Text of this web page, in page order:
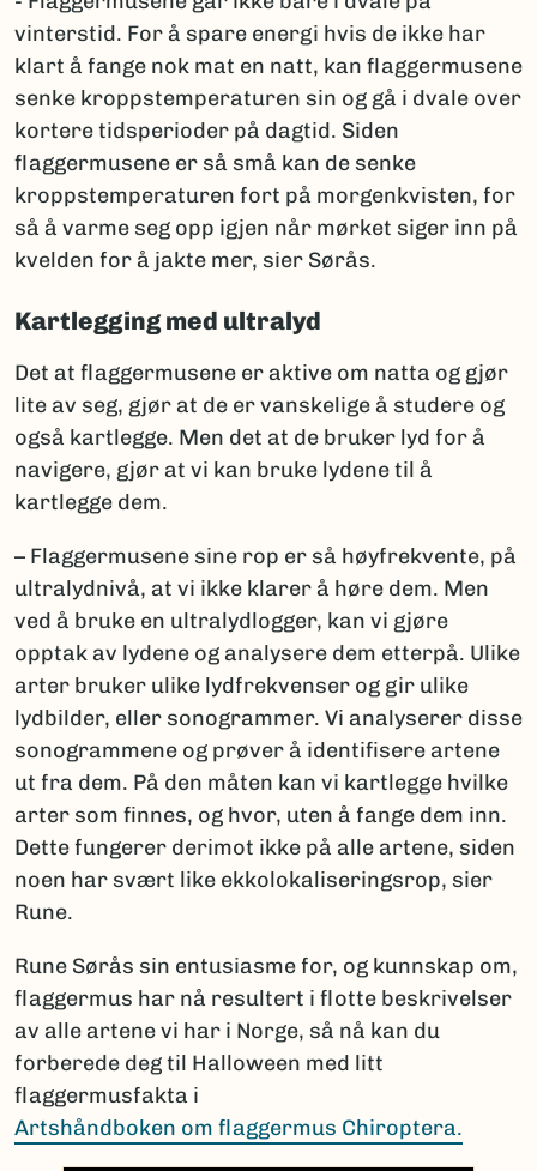
vinterstid. For å spare energi hvis de ikke har
klart å fange nok mat en natt, kan flaggermusene
senke kroppstemperaturen sin og gå i dvale over
kortere tidsperioder på dagtid. Siden
flaggermusene er så små kan de senke
kroppstemperaturen fort på morgenkvisten, for
så å varme seg opp igjen når mørket siger inn på
kvelden for å jakte mer, sier Sørås.
Kartlegging med ultralyd
Det at flaggermusene er aktive om natta og gjør
lite av seg, gjør at de er vanskelige å studere og
også kartlegge. Men det at de bruker lyd for å
navigere, gjør at vi kan bruke lydene til å
kartlegge dem.
– Flaggermusene sine rop er så høyfrekvente, på
ultralydnivå, at vi ikke klarer å høre dem. Men
ved å bruke en ultralydlogger, kan vi gjøre
opptak av lydene og analysere dem etterpå. Ulike
arter bruker ulike lydfrekvenser og gir ulike
lydbilder, eller sonogrammer. Vi analyserer disse
sonogrammene og prøver å identifisere artene
ut fra dem. På den måten kan vi kartlegge hvilke
arter som finnes, og hvor, uten å fange dem inn.
Dette fungerer derimot ikke på alle artene, siden
noen har svært like ekkolokaliseringsrop, sier
Rune.
Rune Sørås sin entusiasme for, og kunnskap om,
flaggermus har nå resultert i flotte beskrivelser
av alle artene vi har i Norge, så nå kan du
forberede deg til Halloween med litt
flaggermusfakta i
Artshåndboken om flaggermus Chiroptera.